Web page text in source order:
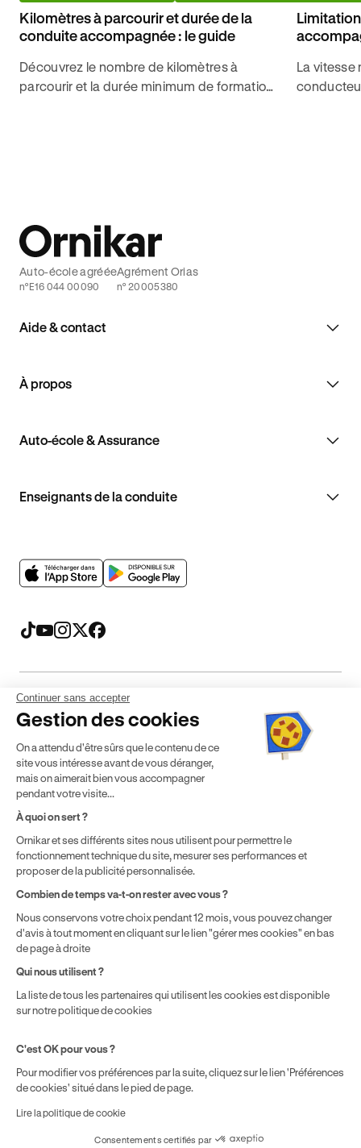
Kilomètres à parcourir et durée de la
conduite accompagnée : le guide
Découvrez le nombre de kilomètres à
parcourir et la durée minimum de formation
La vitesse
Aide & contact
À propos
Auto-école & Assurance
Enseignants de la conduite
Auto-école agréée
n°E16 044 00090
Agrément Orias
n° 20005380
Mentions légales CGV CGU Politique de confidentialité
* Détail des conditions de nos offres
localisation géographique et du type de formules que vous
achetez comme détaillé dans nosConditions Générales de
Vente.
Continuer sans accepter
Gestion des cookies
On a attendu d'être sûrs que le contenu de ce
site vous intéresse avant de vous déranger,
mais on aimerait bien vous accompagner
pendant votre visite...
À quoi on sert ?
Ornikar et ses différents sites nous utilisent pour permettre le
fonctionnement technique du site, mesurer ses performances et
proposer de la publicité personnalisée.
Combien de temps va-t-on rester avec vous ?
Nous conservons votre choix pendant 12 mois, vous pouvez changer
d'avis à tout moment en cliquant sur le lien "gérer mes cookies" en bas
de page à droite
Qui nous utilisent ?
La liste de tous les partenaires qui utilisent les cookies est disponible
sur notre politique de cookies
C'est OK pour vous ?
Pour modifier vos préférences par la suite, cliquez sur le lien 'Préférences
de cookies' situé dans le pied de page.
Lire la politique de cookie
Consentements certifiés par